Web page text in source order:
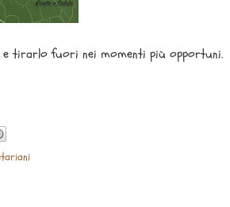
e tirarlo fuori nei momenti più opportuni.